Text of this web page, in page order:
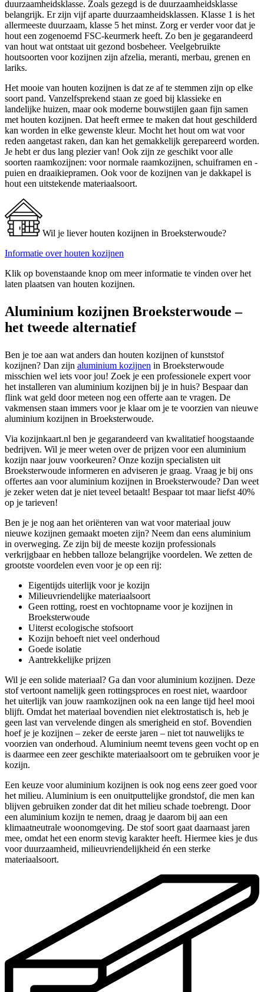
duurzaamheidsklasse. Zoals gezegd is de duurzaamheidsklasse
belangrijk. Er zijn vijf aparte duurzaamheidsklassen. Klasse 1 is het
allermeeste duurzaam, klasse 5 het minst. Zorg er verder voor dat je
hout een zogenoemd FSC-keurmerk heeft. Zo ben je gegarandeerd
van hout wat ontstaat uit gezond bosbeheer. Veelgebruikte
houtsoorten voor kozijnen zijn afzelia, meranti, merbau, grenen en
lariks.
Het mooie van houten kozijnen is dat ze af te stemmen zijn op elke
soort pand. Vanzelfsprekend staan ze goed bij klassieke en
landelijke huizen, maar ook moderne bouwstijlen gaan fijn samen
met houten kozijnen. Dat heeft ermee te maken dat hout geschilderd
kan worden in elke gewenste kleur. Mocht het hout om wat voor
reden aangetast raken, dan kan het gemakkelijk gerepareerd worden.
Je hebt er dus lang plezier van! Ook zijn ze geschikt voor alle
soorten raamkozijnen: voor normale raamkozijnen, schuiframen en -
puien en draaikiepramen. Ook voor de kozijnen van je dakkapel is
hout een uitstekende materiaalsoort.
Wil je liever houten kozijnen in Broeksterwoude?
Informatie over houten kozijnen
Klik op bovenstaande knop om meer informatie te vinden over het
laten plaatsen van houten kozijnen.
Aluminium kozijnen Broeksterwoude –
het tweede alternatief
Ben je toe aan wat anders dan houten kozijnen of kunststof
kozijnen? Dan zijn aluminium kozijnen in Broeksterwoude
misschien wel iets voor jou! Zoek je een professionele expert voor
het installeren van aluminium kozijnen bij je in huis? Bespaar dan
flink wat geld door meteen nog een offerte aan te vragen. De
vakmensen staan immers voor je klaar om je te voorzien van nieuwe
aluminium kozijnen in Broeksterwoude.
Via kozijnkaart.nl ben je gegarandeerd van kwalitatief hoogstaande
bedrijven. Wil je meer weten over de prijzen voor een aluminium
kozijn naar jouw voorkeuren? Onze kozijn specialisten uit
Broeksterwoude informeren en adviseren je graag. Vraag je bij ons
offertes aan voor aluminium kozijnen in Broeksterwoude? Dan weet
je zeker weten dat je niet teveel betaalt! Bespaar tot maar liefst 40%
op je tarieven!
Ben je je nog aan het oriënteren van wat voor materiaal jouw
nieuwe kozijnen gemaakt moeten zijn? Neem dan eens aluminium
in overweging. Ze zijn bij de meeste kozijn professionals
verkrijgbaar en hebben talloze belangrijke voordelen. We zetten de
grootste voordelen even voor je op een rij:
Eigentijds uiterlijk voor je kozijn
Milieuvriendelijke materiaalsoort
Geen rotting, roest en vochtopname voor je kozijnen in
Broeksterwoude
Uiterst ecologische stofsoort
Kozijn behoeft niet veel onderhoud
Goede isolatie
Aantrekkelijke prijzen
Wil je een solide materiaal? Ga dan voor aluminium kozijnen. Deze
stof vertoont namelijk geen rottingsproces en roest niet, waardoor
het uiterlijk van jouw raamkozijnen ook na een lange tijd heel mooi
blijft. Omdat het materiaal bovendien niet elektrostatisch is, heb je
geen last van vervelende dingen als smerigheid en stof. Bovendien
hoef je je kozijnen – zeker de eerste jaren – niet tot nauwelijks te
voorzien van onderhoud. Aluminium neemt tevens geen vocht op en
is daarmee een zeer geschikte materiaalsoort om te gebruiken voor je
kozijn.
Een keuze voor aluminium kozijnen is ook nog eens zeer goed voor
het milieu. Aluminium is een onuitputtelijke grondstof, die men kan
blijven gebruiken zonder dat dit het milieu schade toebrengt. Door
een aluminium kozijn te nemen, draag je daarom bij aan een
klimaatneutrale woonomgeving. De stof soort gaat daarnaast jaren
mee, omdat het een enorm stevig karakter heeft. Hiermee kies je dus
voor duurzaamheid, milieuvriendelijkheid én een sterke
materiaalsoort.